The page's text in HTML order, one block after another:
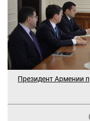
Президент Армении